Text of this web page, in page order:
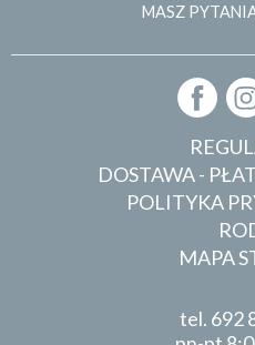
MASZ
DOSTAWA -
POLITYKA
MAPA
tel. 692